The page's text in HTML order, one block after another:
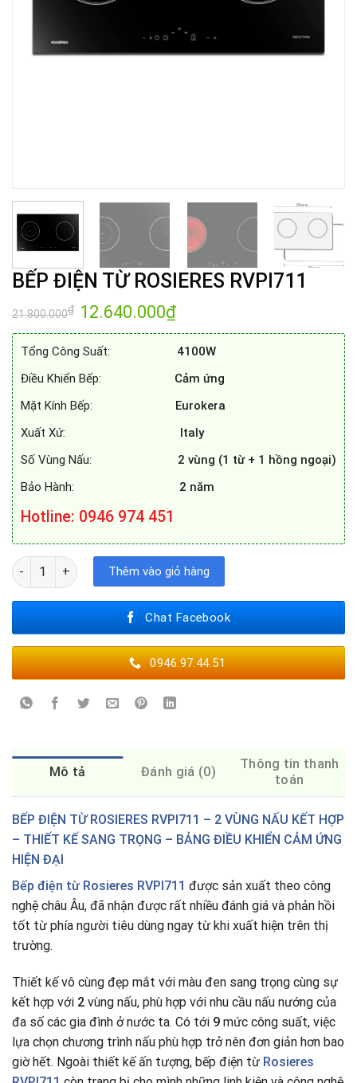
BẾP ĐIỆN TỪ ROSIERES RVPI711
21.800.000₫ Giá
gốc
là:
21.800.000₫.
12.640.000₫Giá
tại
12.640.000₫.
Tổng Công Suất:
4100W
Điều Khiển Bếp: Cảm ứng
Mặt Kính Bếp:
Eurokera
Xuất Xứ:
Italy
Số Vùng Nấu: 2 vùng (1 từ + 1 hồng ngoại)
Bảo Hành: 2 năm
Hotline: 0946 974 451
BẾP ĐIỆN TỪ ROSIERES RVPI711 số lượng
Thêm vào giỏ hàng
Chat Facebook
0946.97.44.51
Mô tả Đánh giá (0)
Thông tin thanh
toán
BẾP ĐIỆN TỪ ROSIERES RVPI711 – 2 VÙNG NẤU KẾT HỢP
– THIẾT KẾ SANG TRỌNG – BẢNG ĐIỀU KHIỂN CẢM ỨNG
HIỆN ĐẠI
Bếp điện từ Rosieres RVPI711 được sản xuất theo công
nghệ châu Âu, đã nhận được rất nhiều đánh giá và phản hồi
tốt từ phía người tiêu dùng ngay từ khi xuất hiện trên thị
trường.
Thiết kế vô cùng đẹp mắt với màu đen sang trọng cùng sự
kết hợp với 2 vùng nấu, phù hợp với nhu cầu nấu nướng của
đa số các gia đình ở nước ta. Có tới 9 mức công suất, việc
lựa chọn chương trình nấu phù hợp trở nên đơn giản hơn bao
giờ hết. Ngoài thiết kế ấn tượng, bếp điện từ Rosieres